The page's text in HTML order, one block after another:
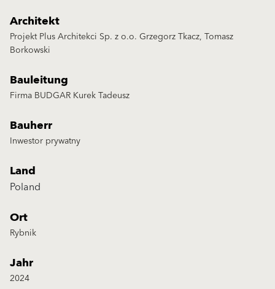
Architekt
Projekt Plus Architekci Sp. z o.o. Grzegorz Tkacz, Tomasz
Borkowski
Bauleitung
Firma BUDGAR Kurek Tadeusz
Bauherr
Inwestor prywatny
Land
Poland
Ort
Rybnik
Jahr
2024